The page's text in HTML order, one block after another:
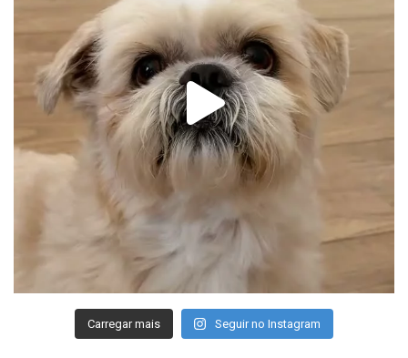
Carregar mais Seguir no Instagram